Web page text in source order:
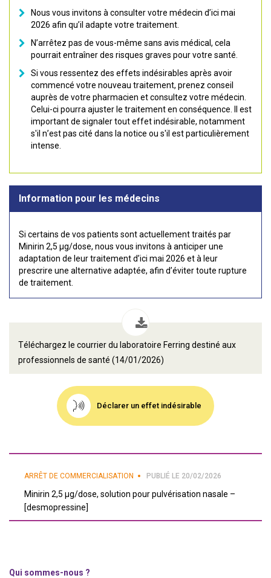
Nous vous invitons à consulter votre médecin d’ici mai
2026 afin qu’il adapte votre traitement.
N’arrêtez pas de vous-même sans avis médical, cela
pourrait entraîner des risques graves pour votre santé.
Si vous ressentez des effets indésirables après avoir
commencé votre nouveau traitement, prenez conseil
auprès de votre pharmacien et consultez votre médecin.
Celui-ci pourra ajuster le traitement en conséquence. Il est
important de signaler tout effet indésirable, notamment
s'il n’est pas cité dans la notice ou s'il est particulièrement
intense.
Information pour les médecins
Si certains de vos patients sont actuellement traités par
Minirin 2,5 µg/dose, nous vous invitons à anticiper une
adaptation de leur traitement d’ici mai 2026 et à leur
prescrire une alternative adaptée, afin d’éviter toute rupture
de traitement.
Téléchargez le courrier du laboratoire Ferring destiné aux
professionnels de santé (14/01/2026)
Déclarer un effet indésirable
ARRÊT DE COMMERCIALISATION PUBLIÉ LE 20/02/2026
Minirin 2,5 μg/dose, solution pour pulvérisation nasale –
[desmopressine]
Qui sommes-nous ?